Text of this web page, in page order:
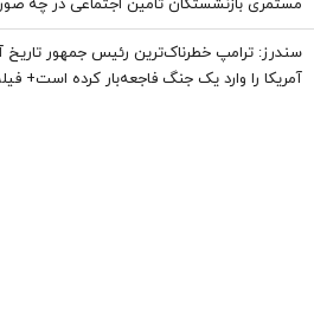
مستمری بازنشستگان تامین اجتماعی در چه
سندرز: ترامپ خطرناک‌ترین رئیس جمهور تاریخ
آمریکا را وارد یک جنگ فاجعه‌بار کرده است+